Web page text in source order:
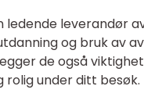
leverandør
og bruk av
de også
under ditt besøk.